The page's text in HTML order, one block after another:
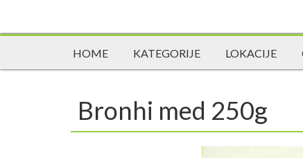
HOME KATEGORIJE LOKACIJE
Bronhi med 250g